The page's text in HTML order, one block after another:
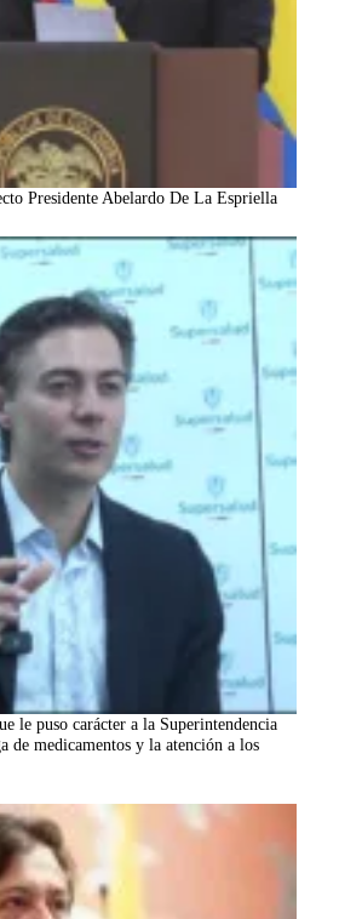
Presidente Abelardo De La Espriella
le puso carácter a la Superintendencia
de medicamentos y la atención a los